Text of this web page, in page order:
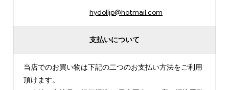
hydolljp@hotmail.com
支払いについて
当店でのお買い物は下記の二つのお支払い方法をご利用
頂けます。